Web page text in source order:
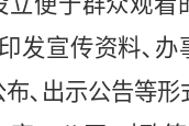
发宣传资料､办
布､出示公告等形